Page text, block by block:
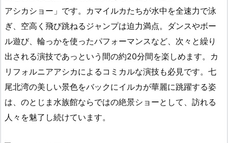
アシカショー」です。カマイルカたちが水中を全速力で泳
ぎ、空高く飛び跳ねるジャンプは迫力満点。ダンスやボー
ル遊び、輪っかを使ったパフォーマンスなど、次々と繰り
出される演技であっという間の約20分間を楽しめます。カ
リフォルニアアシカによるコミカルな演技も必見です。七
尾北湾の美しい景色をバックにイルカが華麗に跳躍する姿
は、のとじま水族館ならではの絶景ショーとして、訪れる
人々を魅了し続けています。